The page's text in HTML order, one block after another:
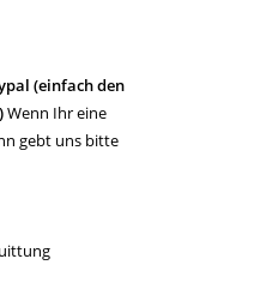
(einfach den
Wenn Ihr eine
gebt uns bitte